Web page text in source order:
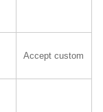
Accept custom